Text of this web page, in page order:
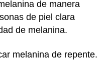
de manera
de piel clara
de melanina.
melanina de repente.